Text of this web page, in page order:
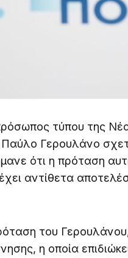
τύπου της
Γερουλάνο
ότι η πρόταση
αντίθετα
του
η οποία